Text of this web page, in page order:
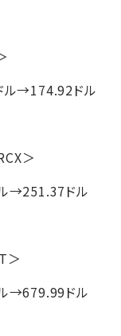
ル→174.92ドル
＞
→251.37ドル
＞
→679.99ドル